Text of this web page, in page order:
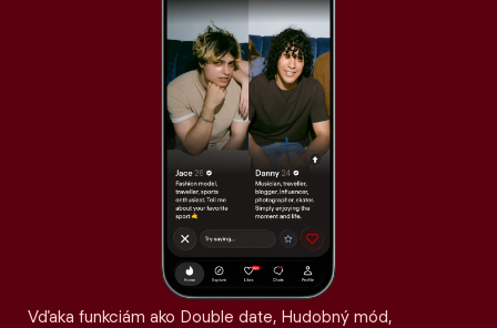
Vďaka funkciám ako Double date, Hudobný mód,